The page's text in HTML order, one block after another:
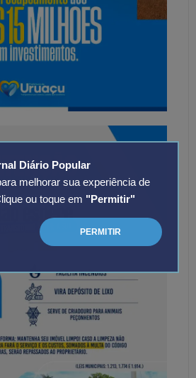
Diário Popular
melhorar sua experiência de
ou toque em "Permitir"
PERMITIR